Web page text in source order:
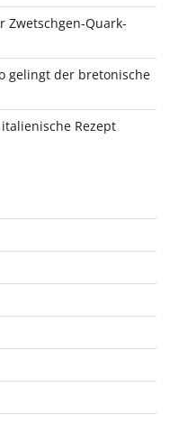
Zwetschgen-Quark-
gelingt der bretonische
Rezept